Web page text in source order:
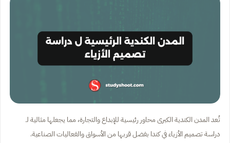
تُعد المدن الكندية الكبرى محاور رئيسية للإبداع والتجارة، مما يجعلها مثالية لـ
دراسة تصميم الأزياء في كندا بفضل قربها من الأسواق والفعاليات الصناعية.